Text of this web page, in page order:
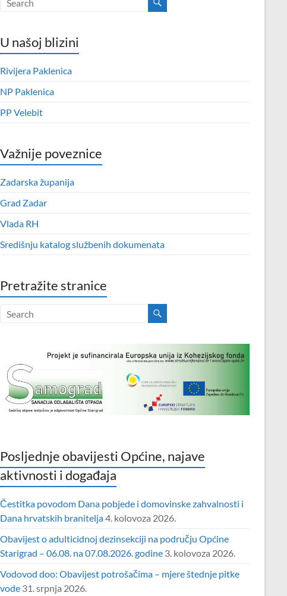
U našoj blizini
Rivijera Paklenica
NP Paklenica
PP Velebit
Važnije poveznice
Zadarska županija
Grad Zadar
Vlada RH
Središnju katalog službenih dokumenata
Pretražite stranice
Posljednje obavijesti Općine, najave
aktivnosti i događaja
Čestitka povodom Dana pobjede i domovinske zahvalnosti i
Dana hrvatskih branitelja4. kolovoza 2026.
Obavijest o adulticidnoj dezinsekciji na području Općine
Starigrad – 06.08. na 07.08.2026. godine 3. kolovoza 2026.
Vodovod doo: Obavijest potrošačima – mjere štednje pitke
vode 31. srpnja 2026.